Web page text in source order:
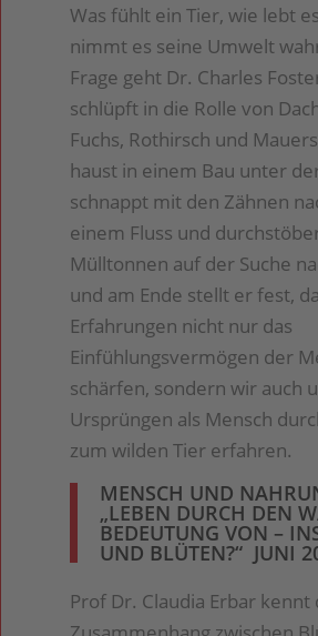
Was fühlt ein Tier, wie lebt
nimmt es seine Umwelt
Frage geht Dr. Charles
schlüpft in die Rolle von
Fuchs, Rothirsch und
haust in einem Bau unter
schnappt mit den Zähnen
einem Fluss und
Mülltonnen auf der Suche
und am Ende stellt er fest,
Erfahrungen nicht nur das
Einfühlungsvermögen der
schärfen, sondern wir auch
Ursprüngen als Mensch
zum wilden Tier erfahren.
MENSCH UND
„LEBEN DURCH DEN
BEDEUTUNG VON –
UND BLÜTEN?“ JUNI
Prof Dr. Claudia Erbar kennt